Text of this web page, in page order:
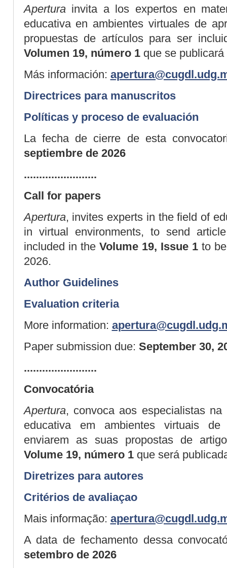
Apertura invita a los expertos en
educativa en ambientes virtuales de
propuestas de artículos para ser
Volumen 19, número 1que se publicará
Más información:
Directrices para manuscritos
Políticas y proceso de evaluación
La fecha de cierre de esta
septiembre de 2026
........................
Call for papers
Apertura, invites experts in the field of
in virtual environments, to send
included in the Volume 19, Issue 1to be
2026.
Author Guidelines
Evaluation criteria
More information:
Paper submission due: September 30,
........................
Convocatória
Apertura, convoca aos especialistas na
educativa em ambientes virtuais de
enviarem as suas propostas de
Volume 19, número 1que será
Diretrizes para autores
Critérios de avaliaçao
Mais informação:
A data de fechamento dessa
setembro de2026